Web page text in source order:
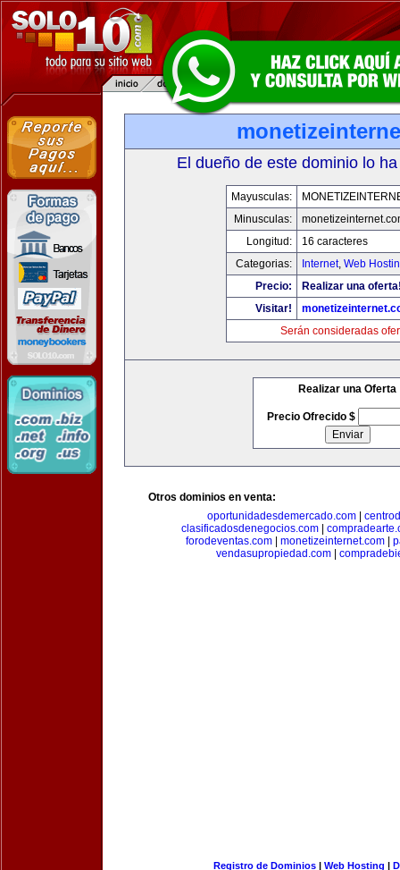
El dueño de este dominio lo
Mayusculas:
Minusculas:
Longitud:
16 caracteres
Categorias:
Internet, Web
Precio:
Realizar una
Visitar!
Serán consideradas
Realizar una Oferta
Precio Ofrecido $
Otros dominios en venta:
oportunidadesdemercado.com
clasificadosdenegocios.com|
forodeventas.com| monetizeinternet.com|
vendasupropiedad.com|
Registro de Dominios| Web Hosting |